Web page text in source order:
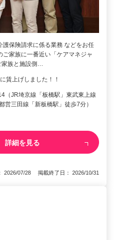
保険請求に係る業務 などをお任
ご家族に一番近い「ケアマネジャ
族と施設側…
上げしました！！
（JR埼京線「板橋駅」東武東上線
営三田線「新板橋駅」徒歩7分）
詳細を見る
2026/07/28 掲載終了日： 2026/10/31